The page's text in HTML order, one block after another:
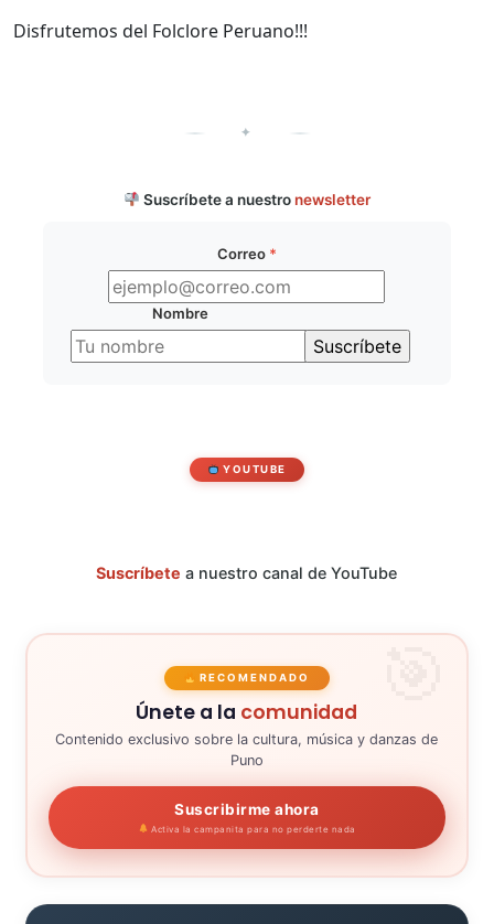
Disfrutemos del Folclore Peruano!!!
✦
Suscríbete a nuestro newsletter
Correo *
Nombre
YOUTUBE
Suscríbete a nuestro canal de YouTube
RECOMENDADO
Únete a la comunidad
Contenido exclusivo sobre la cultura, música y danzas de
Puno
Suscribirme ahora
Activa la campanita para no perderte nada